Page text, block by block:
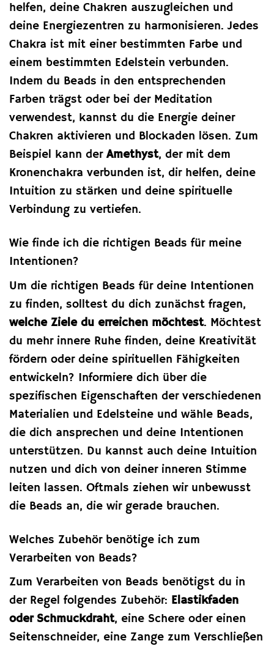
helfen, deine Chakren auszugleichen und
deine Energiezentren zu harmonisieren. Jedes
Chakra ist mit einer bestimmten Farbe und
einem bestimmten Edelstein verbunden.
Indem du Beads in den entsprechenden
Farben trägst oder bei der Meditation
verwendest, kannst du die Energie deiner
Chakren aktivieren und Blockaden lösen. Zum
Beispiel kann derAmethyst, der mit dem
Kronenchakra verbunden ist, dir helfen, deine
Intuition zu stärken und deine spirituelle
Verbindung zu vertiefen.
Wie finde ich die richtigen Beads für meine
Intentionen?
Um die richtigen Beads für deine Intentionen
zu finden, solltest du dich zunächst fragen,
welche Ziele du erreichen möchtest. Möchtest
du mehr innere Ruhe finden, deine Kreativität
fördern oder deine spirituellen Fähigkeiten
entwickeln? Informiere dich über die
spezifischen Eigenschaften der verschiedenen
Materialien und Edelsteine und wähle Beads,
die dich ansprechen und deine Intentionen
unterstützen. Du kannst auch deine Intuition
nutzen und dich von deiner inneren Stimme
leiten lassen. Oftmals ziehen wir unbewusst
die Beads an, die wir gerade brauchen.
Welches Zubehör benötige ich zum
Verarbeiten von Beads?
Zum Verarbeiten von Beads benötigst du in
der Regel folgendes Zubehör: Elastikfaden
oder Schmuckdraht, eine Schere oder einen
Seitenschneider, eine Zange zum Verschließen